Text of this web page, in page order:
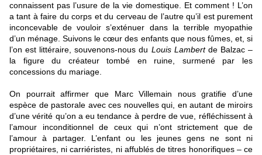
connaissent pas l’usure de la vie domestique. Et comment ! L’on
a tant à faire du corps et du cerveau de l’autre qu’il est purement
inconcevable de vouloir s’exténuer dans la terrible myopathie
d’un ménage. Suivons le cœur des enfants que nous fûmes, et, si
l’on est littéraire, souvenons-nous du Louis Lambertde Balzac –
la figure du créateur tombé en ruine, surmené par les
concessions du mariage.
On pourrait affirmer que Marc Villemain nous gratifie d’une
espèce de pastorale avec ces nouvelles qui, en autant de miroirs
d’une vérité qu’on a eu tendance à perdre de vue, réfléchissent à
l’amour inconditionnel de ceux qui n’ont strictement que de
l’amour à partager. L’enfant ou les jeunes gens ne sont ni
propriétaires, ni carriéristes, ni affublés de titres honorifiques – ce